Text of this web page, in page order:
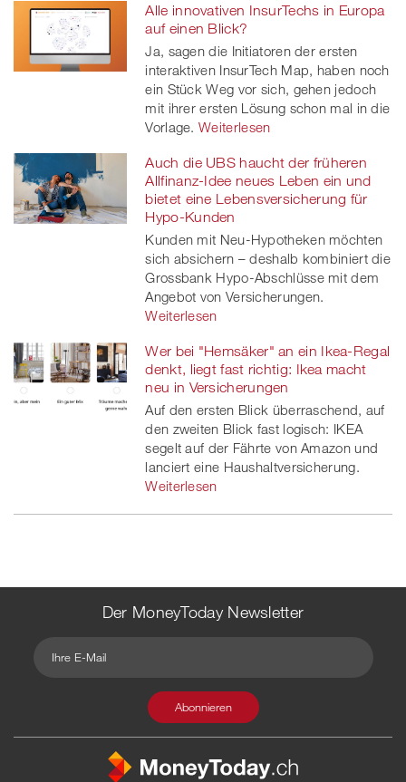
Alle innovativen InsurTechs in Europa
auf einen Blick?
Ja, sagen die Initiatoren der ersten
interaktiven InsurTech Map, haben noch
ein Stück Weg vor sich, gehen jedoch
mit ihrer ersten Lösung schon mal in die
Vorlage. Weiterlesen
Auch die UBS haucht der früheren
Allfinanz-Idee neues Leben ein und
bietet eine Lebensversicherung für
Hypo-Kunden
Kunden mit Neu-Hypotheken möchten
sich absichern – deshalb kombiniert die
Grossbank Hypo-Abschlüsse mit dem
Angebot von Versicherungen.
Weiterlesen
Wer bei "Hemsäker" an ein Ikea-Regal
denkt, liegt fast richtig: Ikea macht
neu in Versicherungen
Auf den ersten Blick überraschend, auf
den zweiten Blick fast logisch: IKEA
segelt auf der Fährte von Amazon und
lanciert eine Haushaltversicherung.
Weiterlesen
Der MoneyToday Newsletter